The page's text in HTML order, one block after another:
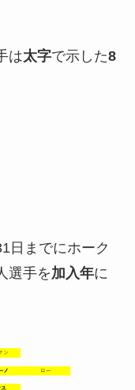
は太字で示した8
日までにホーク
選手を加入年に